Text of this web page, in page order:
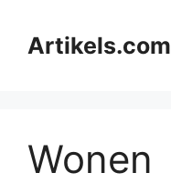
Artikels.com
Wonen